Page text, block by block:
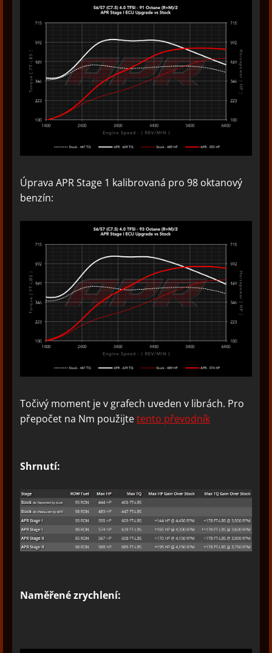
Úprava APR Stage 1 kalibrovaná pro 98 oktanový
benzín:
Točivý moment je v grafech uveden v librách. Pro
přepočet na Nm použijtetento převodník
Shrnutí:
Naměřené zrychlení: